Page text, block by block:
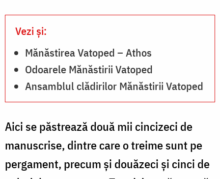
Vezi și:
Mănăstirea Vatoped – Athos
Odoarele Mănăstirii Vatoped
Ansamblul clădirilor Mănăstirii Vatoped
Aici se păstrează două mii cincizeci de
manuscrise, dintre care o treime sunt pe
pergament, precum și douăzeci și cinci de